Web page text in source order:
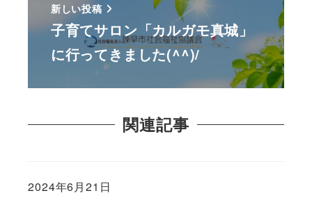
新しい投稿
子育てサロン「カルガモ真城」
に行ってきました(^^)/
関連記事
2024年6月21日